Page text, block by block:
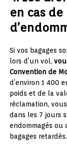
en cas
Si vos bagages
lors d’un vol,
Convention de
d’environ 1 400
poids et de la
réclamation,
dans les 7 jours
endommagés ou
bagages retardés.